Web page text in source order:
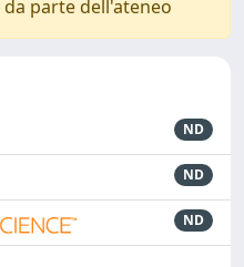
parte dell'ateneo
ND
ND
ND